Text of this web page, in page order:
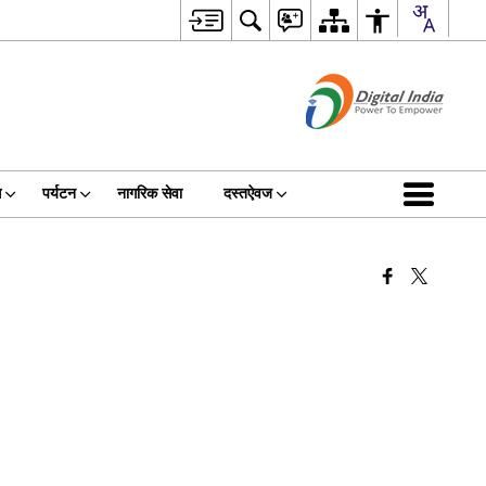
पर्यटन नागरिक सेवा दस्तऐवज